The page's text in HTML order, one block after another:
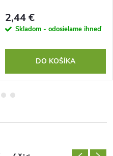
2,44 €
Skladom - odosielame ihneď
DO KOŠÍKA